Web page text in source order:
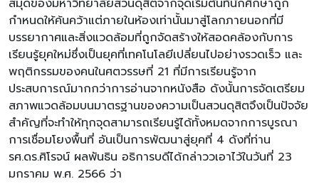
สมุดของมหาวิทยาลัยสวนดุสิตจากจุดเริ่มต้นที่นักศึกษาถูก
กำหนดให้ค้นคว้าแต่ภายในห้องเท่านั้นมาสู่โลกภายนอกที่มี
บรรยากาศและสิ่งแวดล้อมที่ถูกจัดสร้างให้สอดคล้องกับการ
เรียนรู้ยุคใหม่ซึ่งเป็นยุคที่เทคโนโลยีเปลี่ยนไปอย่างรวดเร็ว และ
พฤติกรรมของคนในศตวรรษที่ 21 ที่มีการเรียนรู้จาก
ประสบการณ์มากกว่าการอ่านจากหนังสือ ดังนั้นการจัดเตรียม
สภาพแวดล้อมบนมาตรฐานของความเป็นสวนดุสิตจึงเป็นปัจจัย
สำคัญที่จะทำให้ทุกจุดสามารถเรียนรู้ได้ทั้งหมดจากการบูรณา
การเชื่อมโยงพื้นที่ อันเป็นการพัฒนาสู่ยุคที่ 4 ดังที่ท่าน
รศ.ดร.ศิโรจน์ ผลพันธิน อธิการบดีได้กล่าววเอาไว้ในวันที่ 23
มกราคม พ.ศ. 2566 ว่า